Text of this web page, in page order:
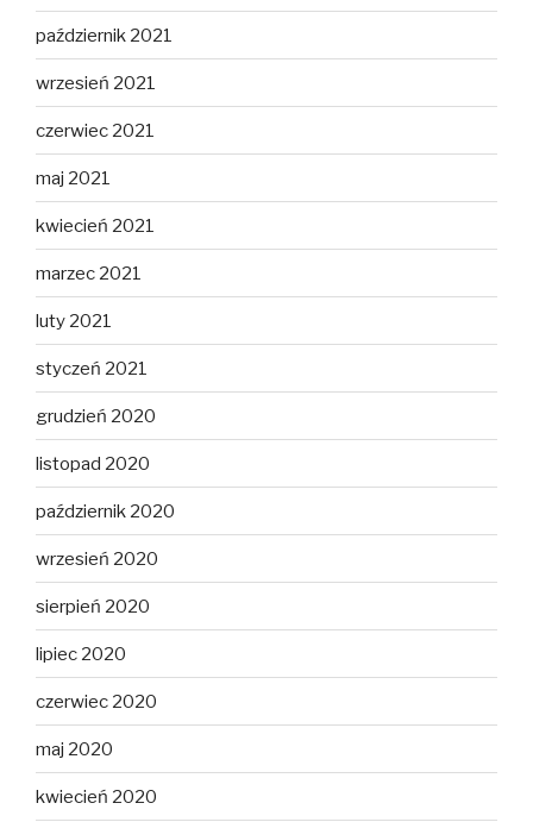
październik 2021
wrzesień 2021
czerwiec 2021
maj 2021
kwiecień 2021
marzec 2021
luty 2021
styczeń 2021
grudzień 2020
listopad 2020
październik 2020
wrzesień 2020
sierpień 2020
lipiec 2020
czerwiec 2020
maj 2020
kwiecień 2020